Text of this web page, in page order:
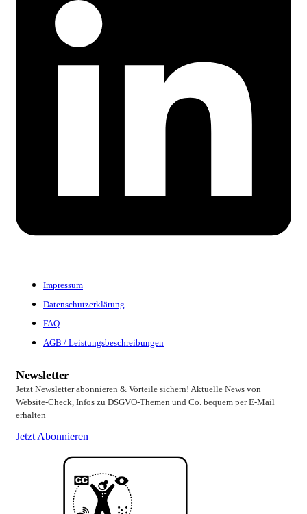
Impressum
Datenschutzerklärung
FAQ
AGB / Leistungsbeschreibungen
Newsletter
Jetzt Newsletter abonnieren & Vorteile sichern! Aktuelle News von
Website-Check, Infos zu DSGVO-Themen und Co. bequem per E-Mail
erhalten
Jetzt Abonnieren